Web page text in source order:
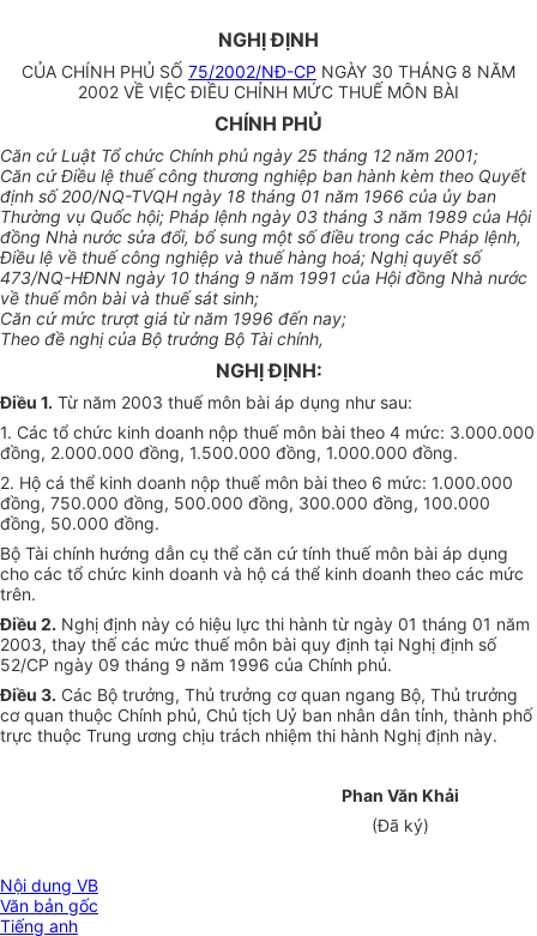
NGHỊ ĐỊNH
CỦA CHÍNH PHỦ SỐ 75/2002/NĐ-CP NGÀY 30 THÁNG 8 NĂM
2002 VỀ VIỆC ĐIỀU CHỈNH MỨC THUẾ MÔN BÀI
CHÍNH PHỦ
Căn cứ Luật Tổ chức Chính phủ ngày 25 tháng 12 năm 2001;
Căn cứ Điều lệ thuế công thương nghiệp ban hành kèm theo Quyết
định số 200/NQ-TVQH ngày 18 tháng 01 năm 1966 của ủy ban
Thường vụ Quốc hội; Pháp lệnh ngày 03 tháng 3 năm 1989 của Hội
đồng Nhà nước sửa đổi, bổ sung một số điều trong các Pháp lệnh,
Điều lệ về thuế công nghiệp và thuế hàng hoá; Nghị quyết số
473/NQ-HĐNN ngày 10 tháng 9 năm 1991 của Hội đồng Nhà nước
về thuế môn bài và thuế sát sinh;
Căn cứ mức trượt giá từ năm 1996 đến nay;
Theo đề nghị của Bộ trưởng Bộ Tài chính,
NGHỊ ĐỊNH:
Điều 1. Từ năm 2003 thuế môn bài áp dụng như sau:
1. Các tổ chức kinh doanh nộp thuế môn bài theo 4 mức: 3.000.000
đồng, 2.000.000 đồng, 1.500.000 đồng, 1.000.000 đồng.
2. Hộ cá thể kinh doanh nộp thuế môn bài theo 6 mức: 1.000.000
đồng, 750.000 đồng, 500.000 đồng, 300.000 đồng, 100.000
đồng, 50.000 đồng.
Bộ Tài chính hướng dẫn cụ thể căn cứ tính thuế môn bài áp dụng
cho các tổ chức kinh doanh và hộ cá thể kinh doanh theo các mức
trên.
Điều 2. Nghị định này có hiệu lực thi hành từ ngày 01 tháng 01 năm
2003, thay thế các mức thuế môn bài quy định tại Nghị định số
52/CP ngày 09 tháng 9 năm 1996 của Chính phủ.
Điều 3. Các Bộ trưởng, Thủ trưởng cơ quan ngang Bộ, Thủ trưởng
cơ quan thuộc Chính phủ, Chủ tịch Uỷ ban nhân dân tỉnh, thành phố
trực thuộc Trung ương chịu trách nhiệm thi hành Nghị định này.
Phan Văn Khải
(Đã ký)
Nội dung VB
Văn bản gốc
Tiếng anh